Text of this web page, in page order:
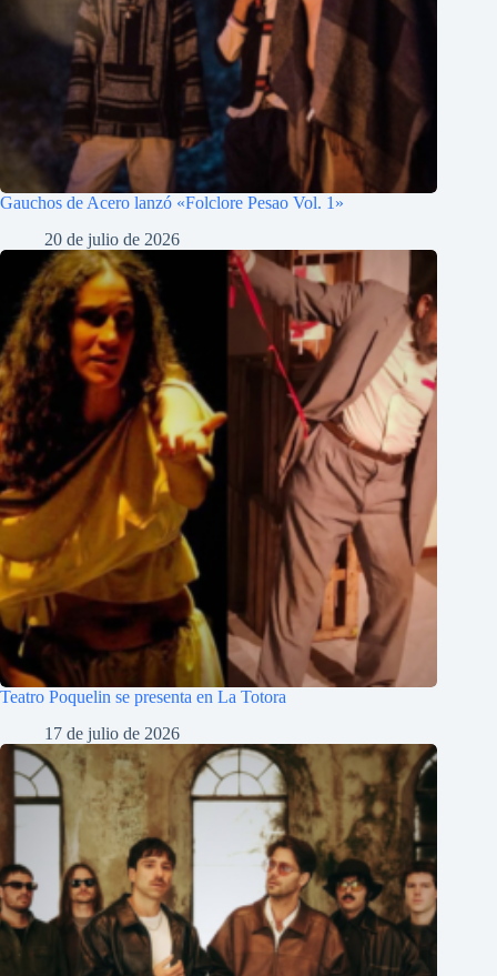
Gauchos de Acero lanzó «Folclore Pesao Vol. 1»
20 de julio de 2026
Teatro Poquelin se presenta en La Totora
17 de julio de 2026